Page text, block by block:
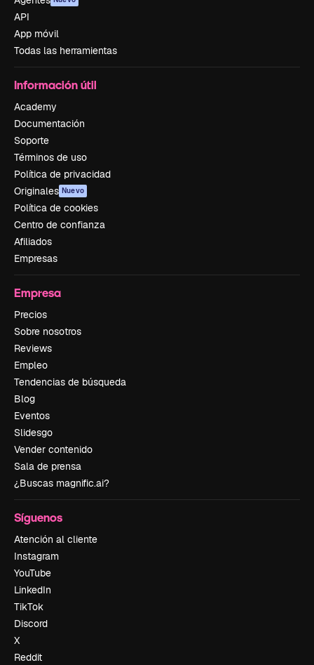
API
App móvil
Todas las herramientas
Información útil
Academy
Documentación
Soporte
Términos de uso
Política de privacidad
Originales Nuevo
Política de cookies
Centro de confianza
Afiliados
Empresas
Empresa
Precios
Sobre nosotros
Reviews
Empleo
Tendencias de búsqueda
Blog
Eventos
Slidesgo
Vender contenido
Sala de prensa
¿Buscas magnific.ai?
Síguenos
Atención al cliente
Instagram
YouTube
LinkedIn
TikTok
Discord
X
Reddit